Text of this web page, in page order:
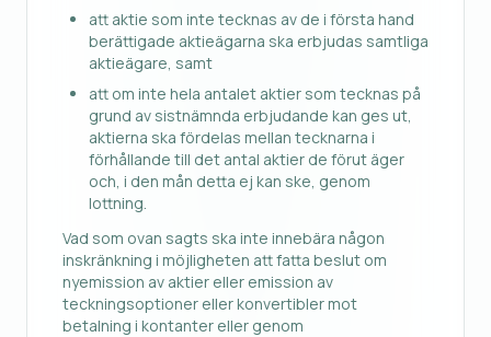
att aktie som inte tecknas av de i första hand
berättigade aktieägarna ska erbjudas samtliga
aktieägare, samt
att om inte hela antalet aktier som tecknas på
grund av sistnämnda erbjudande kan ges ut,
aktierna ska fördelas mellan tecknarna i
förhållande till det antal aktier de förut äger
och, i den mån detta ej kan ske, genom
lottning.
Vad som ovan sagts ska inte innebära någon
inskränkning i möjligheten att fatta beslut om
nyemission av aktier eller emission av
teckningsoptioner eller konvertibler mot
betalning i kontanter eller genom